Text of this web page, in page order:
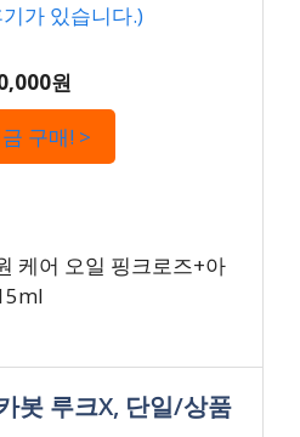
가 있습니다.)
원
구매! >
케어 오일 핑크로즈+아
봇 루크X, 단일/상품